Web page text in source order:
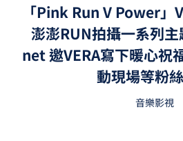
「Pink Run V Power」
澎澎RUN拍攝一系列
net 邀VERA寫下暖心祝
動現場等粉
音樂影視